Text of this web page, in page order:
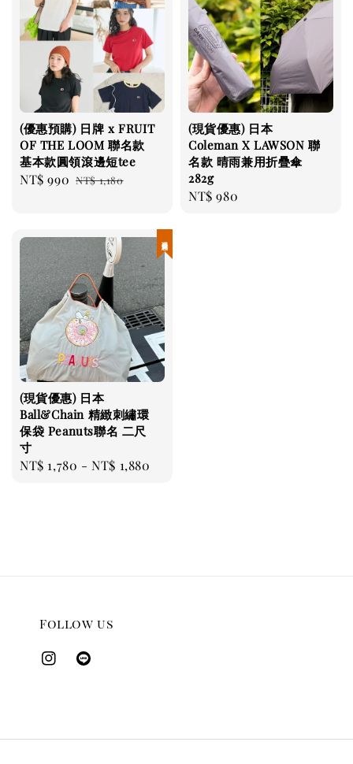
(優惠預購) 日牌 x FRUIT
OF THE LOOM 聯名款
基本款圓領滾邊短tee
Sale
NT$ 990 Regular
NT$ 1,180
(現貨優惠) 日本
Coleman X LAWSON 聯
名款 晴雨兼用折疊傘
282g
Regular
NT$ 980
(現貨優惠) 日本
Ball&Chain 精緻刺繡環
保袋 Peanuts聯名 二尺
寸
Regular
NT$ 1,780 -NT$ 1,880
Follow us